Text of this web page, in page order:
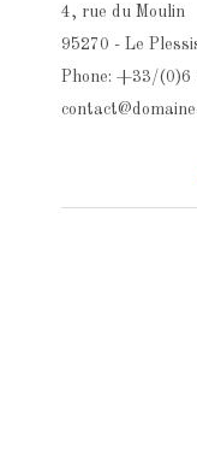
4, rue du Moulin
95270 - Le
Phone: +33/(0)6